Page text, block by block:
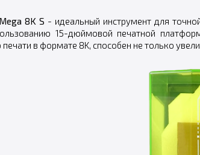
8K S - идеальный инструмент для
15-дюймовой печатной
в формате 8K, способен не только